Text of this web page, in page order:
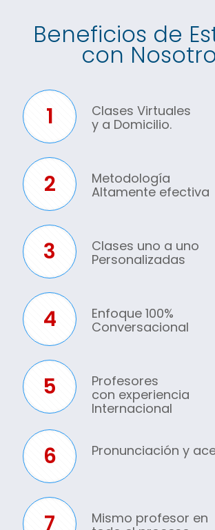
Beneficios de
con
1
Clases Virtuales
y a Domicilio.
2
Metodología
Altamente efectiva
3
Clases uno a uno
Personalizadas
4
Enfoque 100%
Conversacional
5
Profesores
con experiencia
Internacional
6 Pronunciación y
7
Mismo profesor en